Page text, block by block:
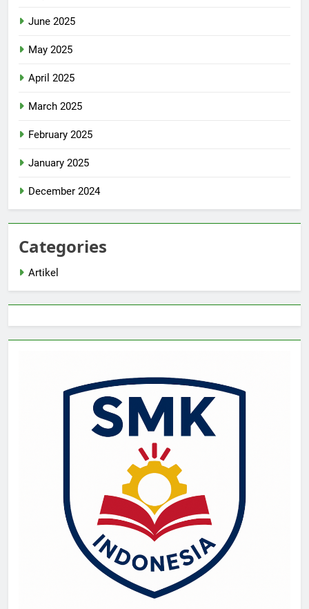
June 2025
May 2025
April 2025
March 2025
February 2025
January 2025
December 2024
Categories
Artikel